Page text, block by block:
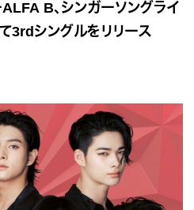
B、シンガーソングライ
シングルをリリース